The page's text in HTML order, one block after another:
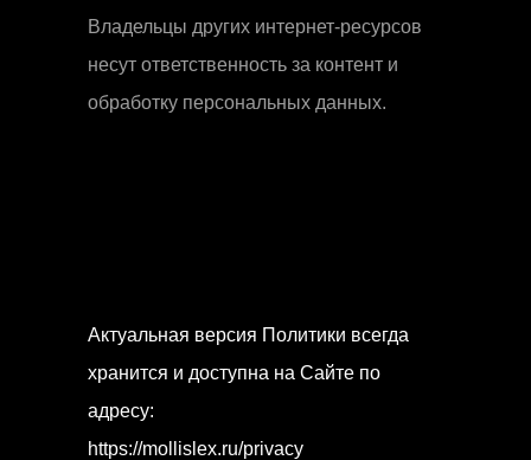
Актуальная версия Политики всегда
хранится и доступна на Сайте по
адресу:
https://mollislex.ru/privacy
Владельцы других интернет-ресурсов
несут ответственность за контент и
обработку персональных данных.